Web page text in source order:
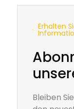
Erhalten
Bleiben